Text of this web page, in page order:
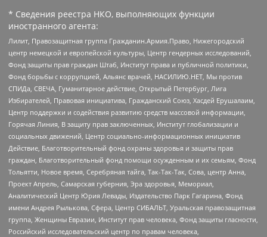
* Сведения реестра НКО, выполняющих функции
иностранного агента:
Лилит, Правозащитная группа Гражданин.Армия.Право, Нижегородский
центр немецкой и европейской культуры, Центр гендерных исследований,
Фонд защиты прав граждан Штаб, Институт права и публичной политики,
Фонд борьбы с коррупцией, Альянс врачей, НАСИЛИЮ.НЕТ, Мы против
СПИДа, СВЕЧА, Гуманитарное действие, Открытый Петербург, Лига
Избирателей, Правовая инициатива, Гражданский Союз, Хасдей Ерушалаим,
Центр поддержки и содействия развитию средств массовой информации,
Горячая Линия, В защиту прав заключенных, Институт глобализации и
социальных движений, Центр социально-информационных инициатив
Действие, Благотворительный фонд охраны здоровья и защиты прав
граждан, Благотворительный фонд помощи осужденным и их семьям, Фонд
Тольятти, Новое время, Серебряная тайга, Так-Так-Так, Сова, центр Анна,
Проект Апрель, Самарская губерния, Эра здоровья, Мемориал,
Аналитический Центр Юрия Левады, Издательство Парк Гагарина, Фонд
имени Андрея Рылькова, Сфера, Центр СИБАЛЬТ, Уральская правозащитная
группа, Женщины Евразии, Институт прав человека, Фонд защиты гласности,
Российский исследовательский центр по правам человека,